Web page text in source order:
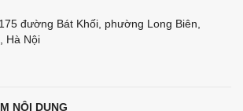
đường Bát Khối, phường Long Biên,
Hà Nội
NỘI DUNG